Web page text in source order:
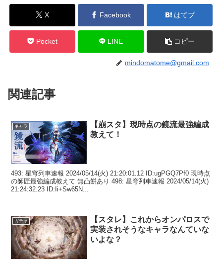
X Facebook はてブ
Pocket LINE コピー
mindomatome@gmail.com
関連記事
キャラ
【崩スタ】現時点の鏡流最強編成
教えて！
493: 星穹列車速報 2024/05/14(火) 21:20:01.12 ID:ugPGQ7Pf0 現時点
の師匠最強編成教えて 無凸餅あり 498: 星穹列車速報 2024/05/14(火)
21:24:32.23 ID:Ii+Sw65N...
ガチャ
【スタレ】これからオンパロスで
実装されそうなキャラなんていな
いよな？